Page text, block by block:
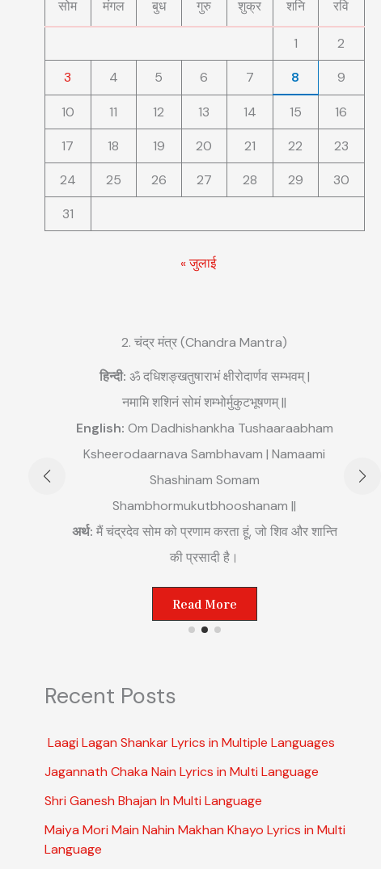
सोम मंगल बुध गुरु शुक्र शनि रवि
1
2
3
4 5 6 7 8 9
10 11 12 13 14 15
16
17
18 19 20 21 22
23
24
25 26 27 28 29
30
31
« जुलाई
2. चंद्र मंत्र (Chandra Mantra)
हिन्दी: ॐ दधिशङ्खतुषाराभं क्षीरोदार्णव सम्भवम् |
नमामि शशिनं सोमं शम्भोर्मुकुटभूषणम् ||
English: Om Dadhishankha Tushaaraabham
Ksheerodaarnava Sambhavam | Namaami
Shashinam Somam
Shambhormukutbhooshanam ||
अर्थ: मैं चंद्रदेव सोम को प्रणाम करता हूं, जो शिव और शान्ति
की प्रसादी है।
Read More
Recent Posts
Laagi Lagan Shankar Lyrics in Multiple Languages
Jagannath Chaka Nain Lyrics in Multi Language
Shri Ganesh Bhajan In Multi Language
Maiya Mori Main Nahin Makhan Khayo Lyrics in Multi
Language